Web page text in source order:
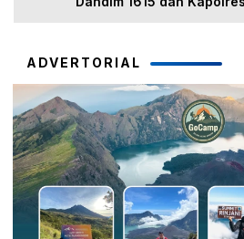
ADVERTORIAL